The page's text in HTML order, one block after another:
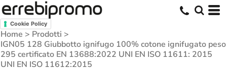
Cookie Policy
Home > Prodotti >
IGN05 128 Giubbotto ignifugo 100% cotone ignifugato peso
295 certificato EN 13688:2022 UNI EN ISO 11611: 2015
UNI EN ISO 11612:2015